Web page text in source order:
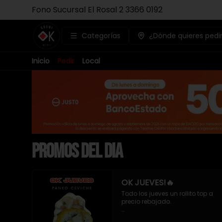
Fono Sucursal El Rosal 2 3366 0192
Categorías ¿Dónde quieres
Inicio Pedir Local
PROMOS DEL DIA
OK JUEVES!🔥
Todo los jueves un rollito top a
precio rebajado.